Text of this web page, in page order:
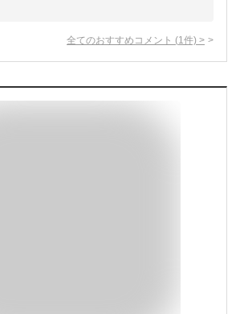
全てのおすすめコメント (1 件) >